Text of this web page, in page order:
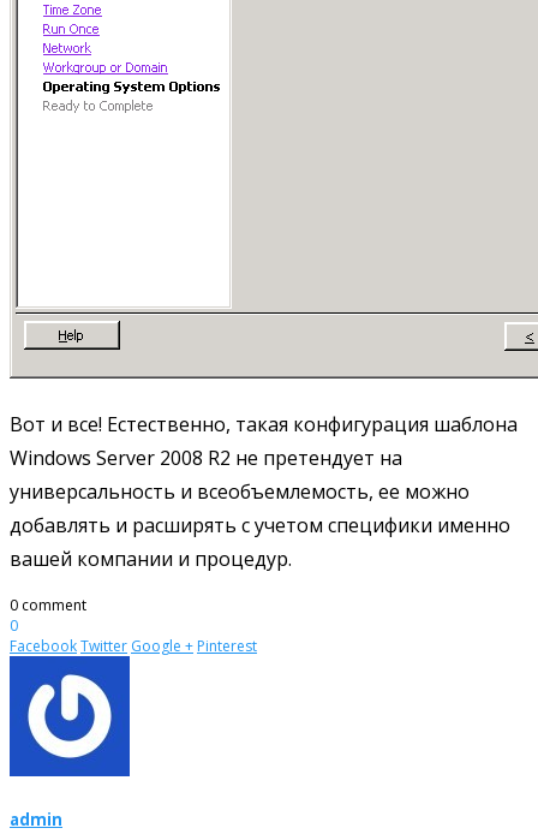
Вот и все! Естественно, такая конфигурация шаблона
Windows Server 2008 R2 не претендует на
универсальность и всеобъемлемость, ее можно
добавлять и расширять с учетом специфики именно
вашей компании и процедур.
0 comment
0
FacebookTwitter Google + Pinterest
admin